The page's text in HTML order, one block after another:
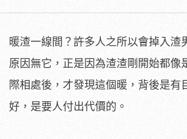
暖渣一線間？許多人之所以會掉入渣
原因無它，正是因為渣渣剛開始都像
際相處後，才發現這個暖，背後是有
好，是要人付出代價的。